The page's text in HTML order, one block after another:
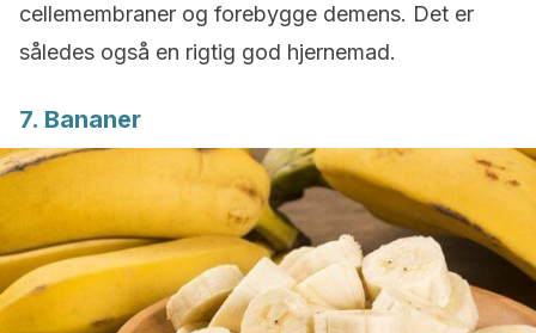
cellemembraner og forebygge demens. Det er
således også en rigtig god hjernemad.
7. Bananer